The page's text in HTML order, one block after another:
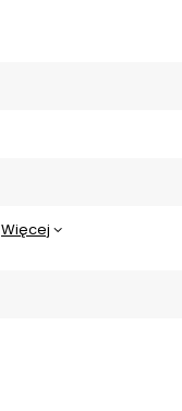
Więcej